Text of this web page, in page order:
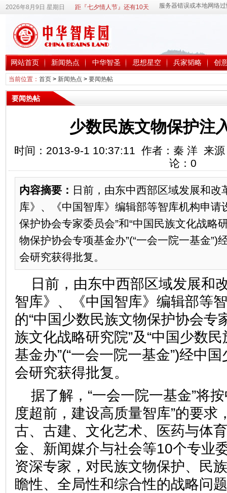
2026年8月9日 星期日 距『七夕情人节』还有10天
网站首页 新闻热点 中华智圣 思想星空 兵家韬略 创
当前位置： 首页> 新闻热点 > 要闻热帖
要闻热帖
少数民族文物保护注
时间：2013-9-1 10:37:11 作者：秦 洋 来
论： 0
内容摘要： 日前，由东中西部区域发展和改
库》、《中国智库》编辑部等智库机构申请
保护协会专家委员会”和“中国民族文化战略
物保护协会专项基金办”(“一会一院一基金”)
会研究获得批复。
日前，由东中西部区域发展和
智库》、《中国智库》编辑部等
的“中国少数民族文物保护协会专
族文化战略研究院”及“中国少数
基金办”(“一会一院一基金”)经中
会研究获得批复。
据了解，“一会一院一基金”将
度超前，建设高质量智库”的要求
古、古建、文化艺术、医药与体
金、新闻媒介与社会等10个专业
资深专家，对民族文物保护、民
瞻性、全局性和综合性的战略问